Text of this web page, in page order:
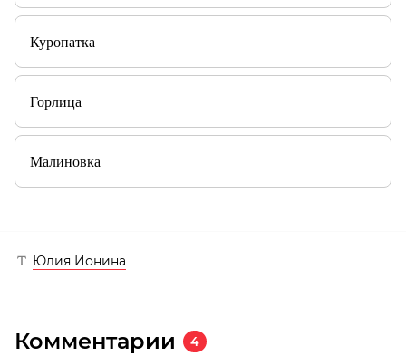
Куропатка
Горлица
Малиновка
Юлия Ионина
Комментарии 4